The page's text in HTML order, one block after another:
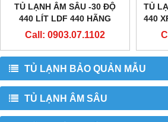
TỦ LẠNH BẢO QUẢN MẪU
TỦ LẠNH ÂM SÂU
TỦ LẠNH ÂM SÂU -30 ĐỘ
440 LÍT LDF 440 HÃNG
EVERMED - Ý
Call: 0903.07.1102
TỦ
440